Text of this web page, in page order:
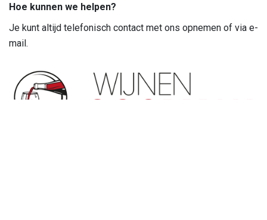
Hoe kunnen we helpen?
Je kunt altijd telefonisch contact met ons opnemen of via e-
mail.